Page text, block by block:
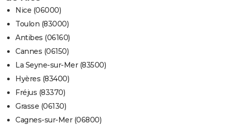
Nice (06000)
Toulon (83000)
Antibes (06160)
Cannes (06150)
La Seyne-sur-Mer (83500)
Hyères (83400)
Fréjus (83370)
Grasse (06130)
Cagnes-sur-Mer (06800)